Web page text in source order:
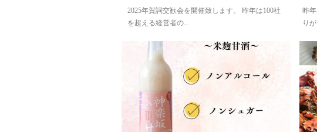
2025年賀詞交歓会を開催致します。 昨年は100社
を超える経営者の...
昨
り